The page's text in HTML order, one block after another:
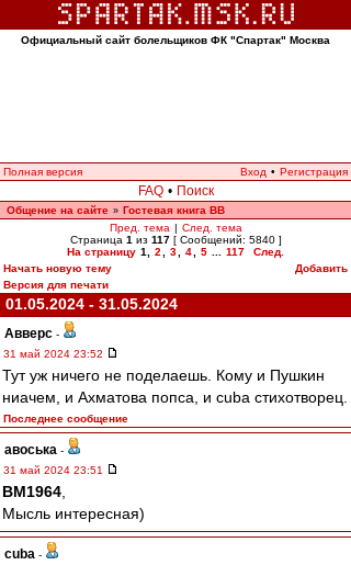
Официальный сайт болельщиков ФК "Спартак" Москва
Полная версия Вход • Регистрация
FAQ • Поиск
Общение на сайте » Гостевая книга ВВ
Пред. тема | След. тема
Страница 1 из 117[ Сообщений: 5840 ]
На страницу 1 2 3 4 5 117
След.
Начать новую тему
Добавить
Версия для печати
01.05.2024 - 31.05.2024
Авверс -
31 май 2024 23:52
Тут уж ничего не поделаешь. Кому и Пушкин
ниачем, и Ахматова попса, и cuba стихотворец.
Последнее сообщение
авоська -
31 май 2024 23:51
BM1964
Мысль интересная)
cuba -